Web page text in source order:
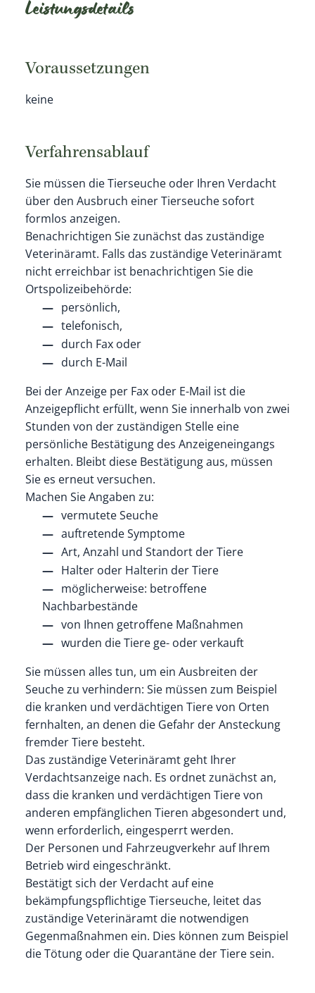
Leistungsdetails
Voraussetzungen
keine
Verfahrensablauf
Sie müssen die Tierseuche oder Ihren Verdacht
über den Ausbruch einer Tierseuche sofort
formlos anzeigen.
Benachrichtigen Sie zunächst das zuständige
Veterinäramt. Falls das zuständige Veterinäramt
nicht erreichbar ist benachrichtigen Sie die
Ortspolizeibehörde:
persönlich,
telefonisch,
durch Fax oder
durch E-Mail
Bei der Anzeige per Fax oder E-Mail ist die
Anzeigepflicht erfüllt, wenn Sie innerhalb von zwei
Stunden von der zuständigen Stelle eine
persönliche Bestätigung des Anzeigeneingangs
erhalten. Bleibt diese Bestätigung aus, müssen
Sie es erneut versuchen.
Machen Sie Angaben zu:
vermutete Seuche
auftretende Symptome
Art, Anzahl und Standort der Tiere
Halter oder Halterin der Tiere
möglicherweise: betroffene
Nachbarbestände
von Ihnen getroffene Maßnahmen
wurden die Tiere ge- oder verkauft
Sie müssen alles tun, um ein Ausbreiten der
Seuche zu verhindern: Sie müssen zum Beispiel
die kranken und verdächtigen Tiere von Orten
fernhalten, an denen die Gefahr der Ansteckung
fremder Tiere besteht.
Das zuständige Veterinäramt geht Ihrer
Verdachtsanzeige nach. Es ordnet zunächst an,
dass die kranken und verdächtigen Tiere von
anderen empfänglichen Tieren abgesondert und,
wenn erforderlich, eingesperrt werden.
Der Personen und Fahrzeugverkehr auf Ihrem
Betrieb wird eingeschränkt.
Bestätigt sich der Verdacht auf eine
bekämpfungspflichtige Tierseuche, leitet das
zuständige Veterinäramt die notwendigen
Gegenmaßnahmen ein. Dies können zum Beispiel
die Tötung oder die Quarantäne der Tiere sein.